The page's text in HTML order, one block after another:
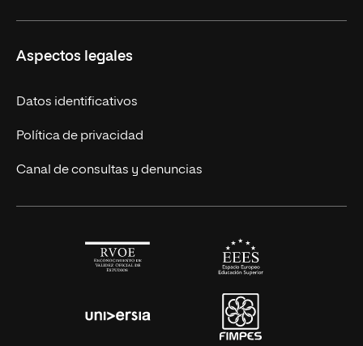
Cursos Europeos
Títulos Americanos
Alianza Newman
Nuestros alumnos
Únete a nosotros
Actualidad
Solicita información
Aspectos legales
Datos identificativos
Política de privacidad
Canal de consultas y denuncias